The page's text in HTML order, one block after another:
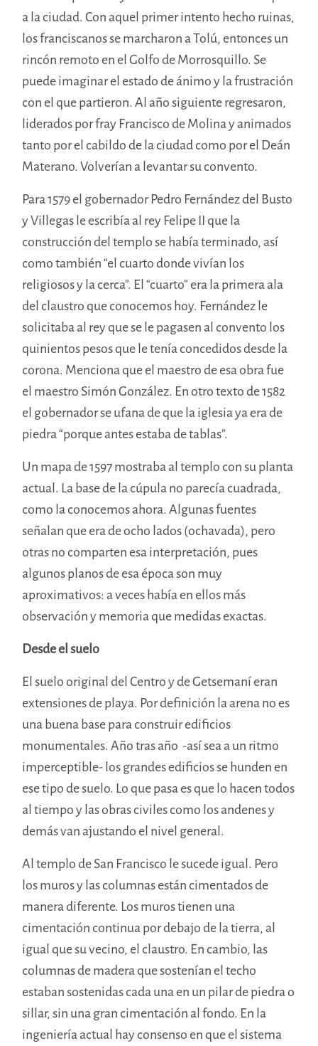
a la ciudad. Con aquel primer intento hecho ruinas,
los franciscanos se marcharon a Tolú, entonces un
rincón remoto en el Golfo de Morrosquillo. Se
puede imaginar el estado de ánimo y la frustración
con el que partieron. Al año siguiente regresaron,
liderados por fray Francisco de Molina y animados
tanto por el cabildo de la ciudad como por el Deán
Materano. Volverían a levantar su convento.
Para 1579 el gobernador Pedro Fernández del Busto
y Villegas le escribía al rey Felipe II que la
construcción del templo se había terminado, así
como también “el cuarto donde vivían los
religiosos y la cerca”. El “cuarto” era la primera ala
del claustro que conocemos hoy. Fernández le
solicitaba al rey que se le pagasen al convento los
quinientos pesos que le tenía concedidos desde la
corona. Menciona que el maestro de esa obra fue
el maestro Simón González. En otro texto de 1582
el gobernador se ufana de que la iglesia ya era de
piedra “porque antes estaba de tablas”.
Un mapa de 1597 mostraba al templo con su planta
actual. La base de la cúpula no parecía cuadrada,
como la conocemos ahora. Algunas fuentes
señalan que era de ocho lados (ochavada), pero
otras no comparten esa interpretación, pues
algunos planos de esa época son muy
aproximativos: a veces había en ellos más
observación y memoria que medidas exactas.
Desde el suelo
El suelo original del Centro y de Getsemaní eran
extensiones de playa. Por definición la arena no es
una buena base para construir edificios
monumentales. Año tras año -así sea a un ritmo
imperceptible- los grandes edificios se hunden en
ese tipo de suelo. Lo que pasa es que lo hacen todos
al tiempo y las obras civiles como los andenes y
demás van ajustando el nivel general.
Al templo de San Francisco le sucede igual. Pero
los muros y las columnas están cimentados de
manera diferente. Los muros tienen una
cimentación continua por debajo de la tierra, al
igual que su vecino, el claustro. En cambio, las
columnas de madera que sostenían el techo
estaban sostenidas cada una en un pilar de piedra o
sillar, sin una gran cimentación al fondo. En la
ingeniería actual hay consenso en que el sistema